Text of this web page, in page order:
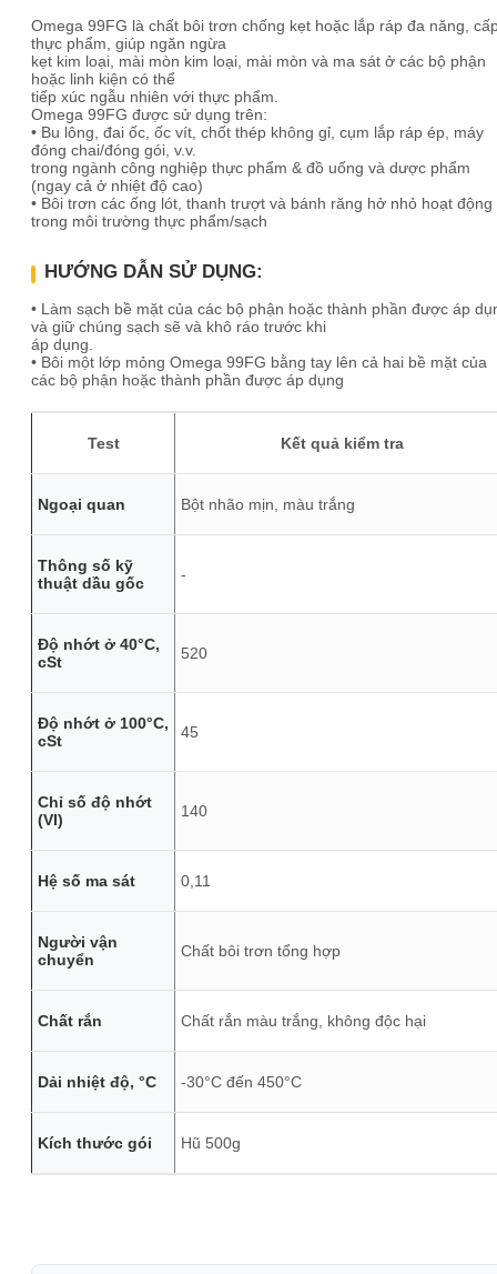
Omega 99FG là chất bôi trơn chống kẹt hoặc lắp ráp đa năng,
thực phẩm, giúp ngăn ngừa
kẹt kim loại, mài mòn kim loại, mài mòn và ma sát ở các bộ phận
hoặc linh kiện có thể
tiếp xúc ngẫu nhiên với thực phẩm.
Omega 99FG được sử dụng trên:
• Bu lông, đai ốc, ốc vít, chốt thép không gỉ, cụm lắp ráp ép, máy
đóng chai/đóng gói, v.v.
trong ngành công nghiệp thực phẩm & đồ uống và dược phẩm
(ngay cả ở nhiệt độ cao)
• Bôi trơn các ống lót, thanh trượt và bánh răng hở nhỏ hoạt động
trong môi trường thực phẩm/sạch
HƯỚNG DẪN SỬ DỤNG:
• Làm sạch bề mặt của các bộ phận hoặc thành phần được áp
và giữ chúng sạch sẽ và khô ráo trước khi
áp dụng.
• Bôi một lớp mỏng Omega 99FG bằng tay lên cả hai bề mặt của
các bộ phận hoặc thành phần được áp dụng
Test Kết quả kiểm tra
Ngoại quan Bột nhão mịn, màu trắng
Thông số kỹ
thuật dầu gốc
-
Độ nhớt ở 40°C,
cSt
520
Độ nhớt ở 100°C,
cSt
45
Chỉ số độ nhớt
(VI)
140
Hệ số ma sát 0,11
Người vận
chuyển
Chất bôi trơn tổng hợp
Chất rắn Chất rắn màu trắng, không độc hại
Dải nhiệt độ, °C -30°C đến 450°C
Kích thước gói Hũ 500g